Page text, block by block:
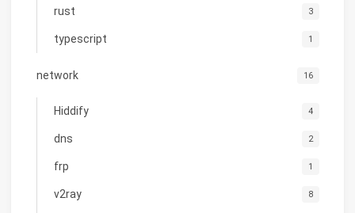
rust 3
typescript 1
network 16
Hiddify 4
dns 2
frp 1
v2ray 8